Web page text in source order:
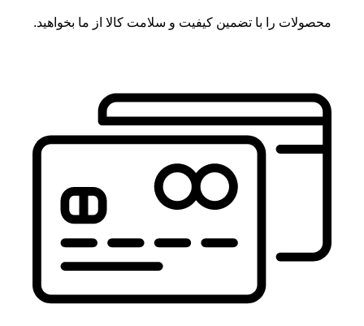
محصولات را با تضمین کیفیت و سلامت کالا از ما بخواهید.